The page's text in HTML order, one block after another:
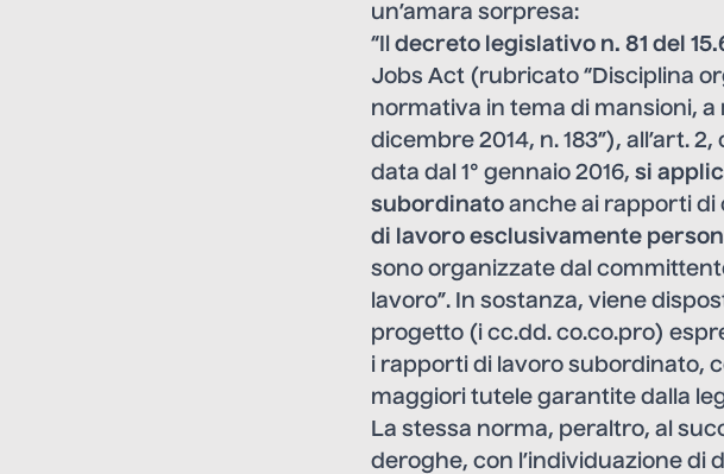
un’amara sorpresa:
“Il decreto legislativo n. 81 del
Jobs Act (rubricato “Disciplina
normativa in tema di mansioni, a
dicembre 2014, n. 183”), all’art.
data dal 1° gennaio 2016, si
subordinato anche ai rapporti di
di lavoro esclusivamente
sono organizzate dal
lavoro”. In sostanza, viene
progetto (i cc.dd. co.co.pro)
i rapporti di lavoro subordinato,
maggiori tutele garantite dalla
La stessa norma, peraltro, al
deroghe, con l’individuazione